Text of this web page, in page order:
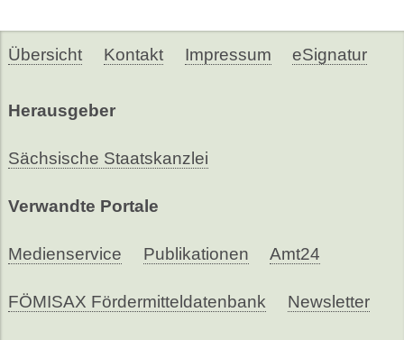
Übersicht Kontakt Impressum eSignatur
Herausgeber
Sächsische Staatskanzlei
Verwandte Portale
Medienservice Publikationen Amt24
FÖMISAX Fördermitteldatenbank Newsletter